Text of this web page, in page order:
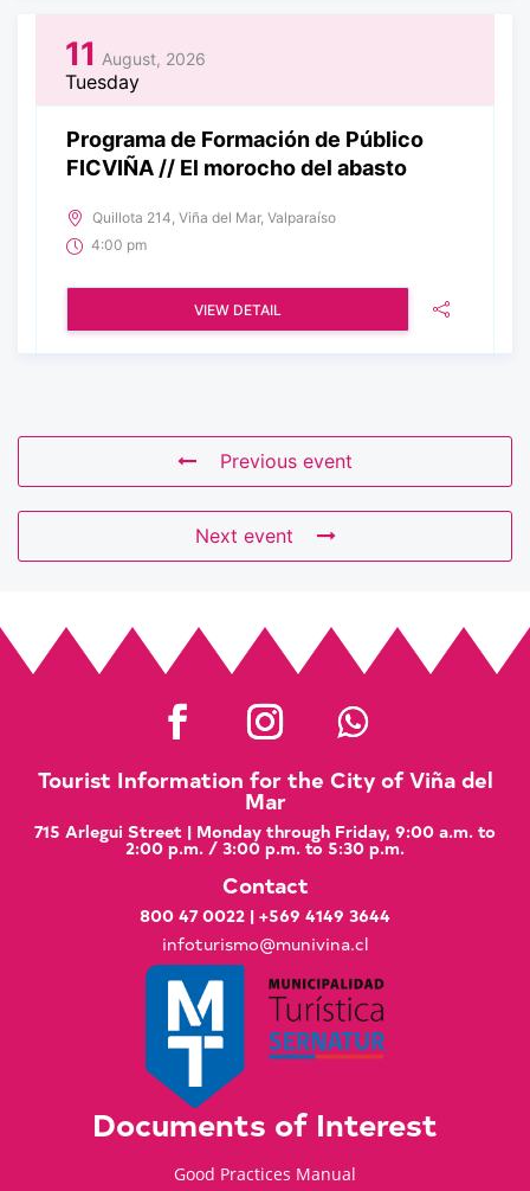
11 August, 2026
Tuesday
Programa de Formación de Público
FICVIÑA // El morocho del abasto
Quillota 214, Viña del Mar, Valparaíso
4:00 pm
VIEW DETAIL
Previous event
Next event
Tourist Information for the City of Viña del
Mar
715 Arlegui Street | Monday through Friday, 9:00 a.m. to
2:00 p.m. / 3:00 p.m. to 5:30 p.m.
Contact
800 47 0022 | +569 4149 3644
infoturismo@munivina.cl
Documents of Interest
Good Practices Manual